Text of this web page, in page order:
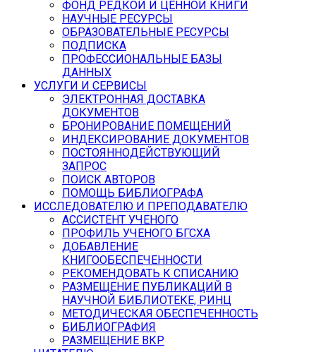
ФОНД РЕДКОЙ И ЦЕННОЙ КНИГИ
НАУЧНЫЕ РЕСУРСЫ
ОБРАЗОВАТЕЛЬНЫЕ РЕСУРСЫ
ПОДПИСКА
ПРОФЕССИОНАЛЬНЫЕ БАЗЫ
ДАННЫХ
УСЛУГИ И СЕРВИСЫ
ЭЛЕКТРОННАЯ ДОСТАВКА
ДОКУМЕНТОВ
БРОНИРОВАНИЕ ПОМЕЩЕНИЙ
ИНДЕКСИРОВАНИЕ ДОКУМЕНТОВ
ПОСТОЯННОДЕЙСТВУЮЩИЙ
ЗАПРОС
ПОИСК АВТОРОВ
ПОМОЩЬ БИБЛИОГРАФА
ИССЛЕДОВАТЕЛЮ И ПРЕПОДАВАТЕЛЮ
АССИСТЕНТ УЧЕНОГО
ПРОФИЛЬ УЧЕНОГО БГСХА
ДОБАВЛЕНИЕ
КНИГООБЕСПЕЧЕННОСТИ
РЕКОМЕНДОВАТЬ К СПИСАНИЮ
РАЗМЕЩЕНИЕ ПУБЛИКАЦИЙ В
НАУЧНОЙ БИБЛИОТЕКЕ, РИНЦ
МЕТОДИЧЕСКАЯ ОБЕСПЕЧЕННОСТЬ
БИБЛИОГРАФИЯ
РАЗМЕЩЕНИЕ ВКР